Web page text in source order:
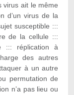
virus ait le même
d’un virus de la
susceptible :::
de la cellule :::
::: réplication à
des autres
à un autre
permutation de
n’a pas lieu ou